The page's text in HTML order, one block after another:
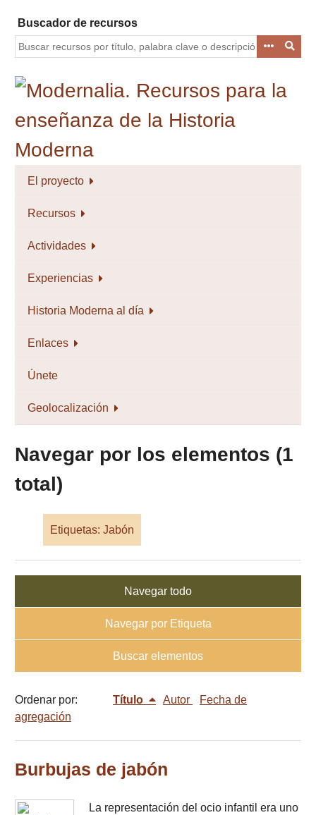
contenido
principal
Buscador de recursos
El proyecto
Recursos
Actividades
Experiencias
Historia Moderna al día
Enlaces
Únete
Geolocalización
Navegar por los elementos (1
total)
Etiquetas: Jabón
Navegar todo
Navegar por Etiqueta
Buscar elementos
Ordenar por: Título Autor
Fecha de
agregación
Burbujas de jabón
La representación del ocio infantil era uno